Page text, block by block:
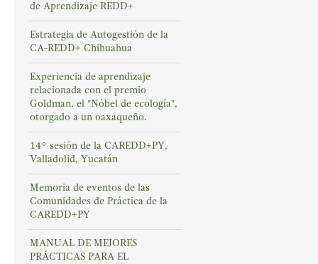
de Aprendizaje REDD+
Estrategia de Autogestión de la
CA-REDD+ Chihuahua
Experiencia de aprendizaje
relacionada con el premio
Goldman, el "Nóbel de ecología",
otorgado a un oaxaqueño.
14° sesión de la CAREDD+PY,
Valladolid, Yucatán
Memoria de eventos de las
Comunidades de Práctica de la
CAREDD+PY
MANUAL DE MEJORES
PRÁCTICAS PARA EL